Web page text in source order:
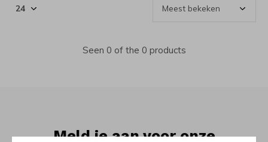
Seen 0 of the 0 products
Meld je aan voor onze